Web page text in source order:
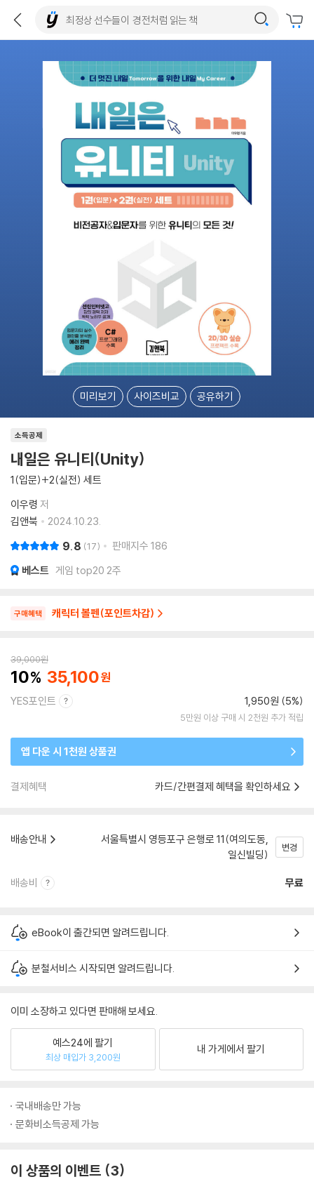
미리보기 사이즈비교 공유하기
소득공제
내일은 유니티(Unity)
1(입문)+2(실전) 세트
이우령 저
김앤북
2024.10.23.
9.8 17 판매지수 186
베스트 게임 top20 2주
구매혜택 캐릭터 볼펜(포인트차감)
39,000원
10 35,100
YES포인트 1,950원 (5%)
5만원 이상 구매 시 2천원 추가 적립
앱 다운 시 1천원 상품권
결제혜택 카드/간편결제 혜택을 확인하세요
배송안내
서울특별시 영등포구 은행로 11(여의도동,
일신빌딩)
변경
배송비 무료
eBook이 출간되면 알려드립니다.
분철서비스 시작되면 알려드립니다.
이미 소장하고 있다면 판매해 보세요.
예스24에 팔기
최상 매입가 3,200원
내 가게에서 팔기
국내배송만 가능
문화비소득공제 가능
이 상품의 이벤트 3